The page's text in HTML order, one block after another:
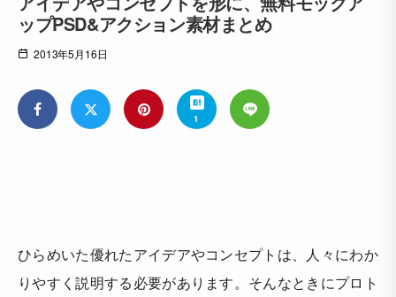
ップPSD&アクション素材まとめ
2013年5月16日
1
ひらめいた優れたアイデアやコンセプトは、人々にわか
りやすく説明する必要があります。そんなときにプロト